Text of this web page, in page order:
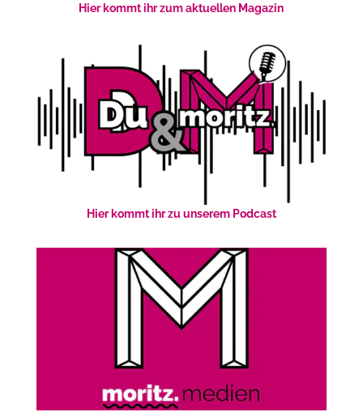
Hier kommt ihr zum aktuellen Magazin
Hier kommt ihr zu unserem Podcast